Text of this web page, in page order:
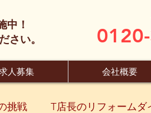
中！
さい。
人募集 会社概要
挑戦 T店長のリフォームダ